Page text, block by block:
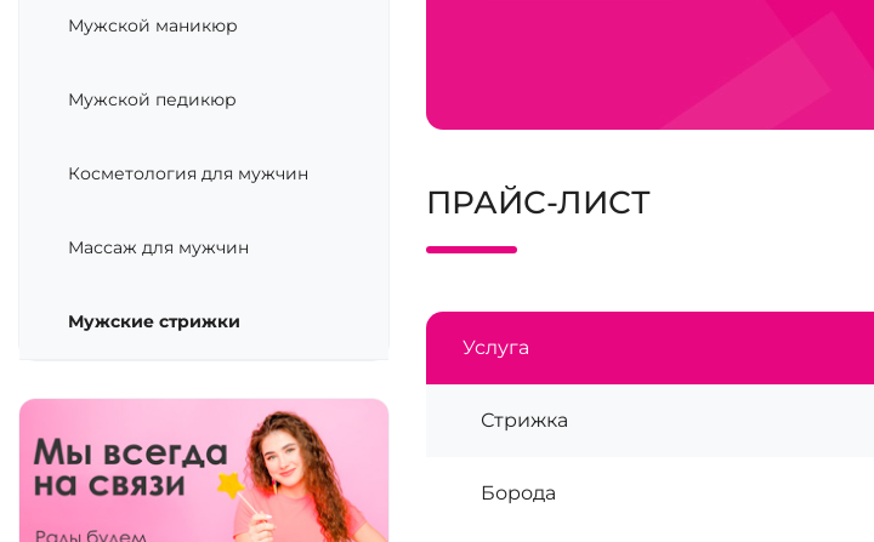
Мужской маникюр
Мужской педикюр
Косметология для мужчин
Массаж для мужчин
Мужские стрижки
ПРАЙС-ЛИСТ
Услуга
Стрижка
Борода